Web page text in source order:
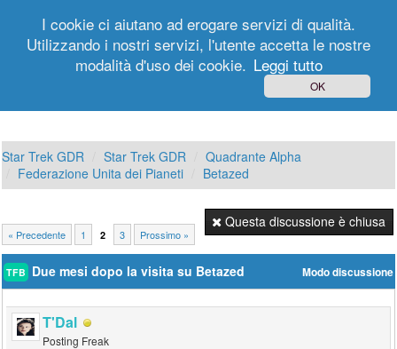
Registrati
Star Trek GDR Star Trek GDR
Quadrante Alpha
Federazione Unita dei Pianeti
Betazed
« Precedente 1 2 3 Prossimo »
Questa discussione è chiusa
Modo discussione
TFB Due mesi dopo la visita su Betazed
T'Dal
Posting Freak
I cookie ci aiutano ad erogare servizi di qualità.
Utilizzando i nostri servizi, l'utente accetta le nostre
modalità d'uso dei cookie. Leggi tutto
OK